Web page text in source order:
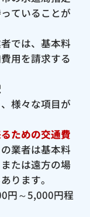
ていることが
では、基本料
用を請求する
様々な項目が
ための交通費
業者は基本料
たは遠方の場
ります。
円～5,000円程